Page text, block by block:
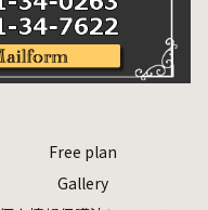
Free plan
Gallery